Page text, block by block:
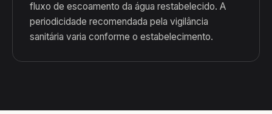
fluxo de escoamento da água restabelecido. A
periodicidade recomendada pela vigilância
sanitária varia conforme o estabelecimento.